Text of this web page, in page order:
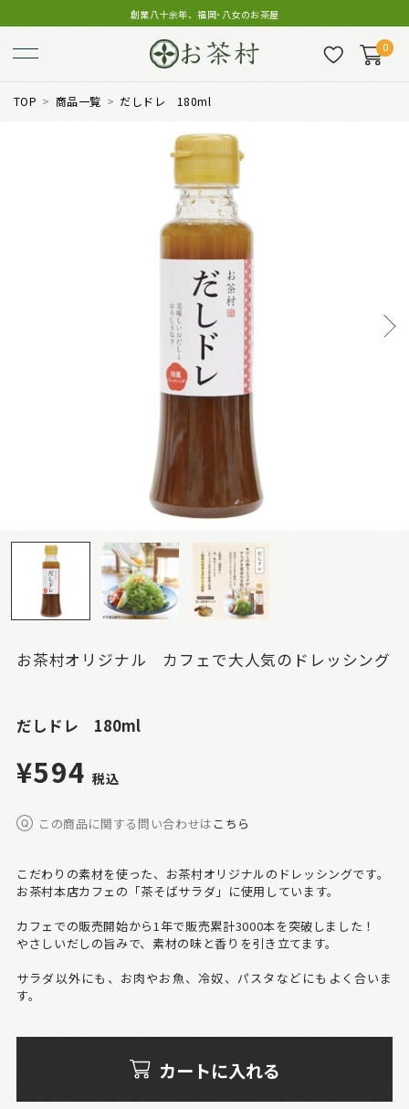
創業八十余年、福岡･八女のお茶屋
0
TOP 商品一覧 だしドレ 180ml
お茶村オリジナル カフェで大人気のドレッシング
だしドレ 180ml
¥594 税込
この商品に関する問い合わせは こちら
こだわりの素材を使った、お茶村オリジナルのドレッシングです。
お茶村本店カフェの「茶そばサラダ」に使用しています。
カフェでの販売開始から1年で販売累計3000本を突破しました！
やさしいだしの旨みで、素材の味と香りを引き立てます。
サラダ以外にも、お肉やお魚、冷奴、パスタなどにもよく合いま
す。
カートに入れる